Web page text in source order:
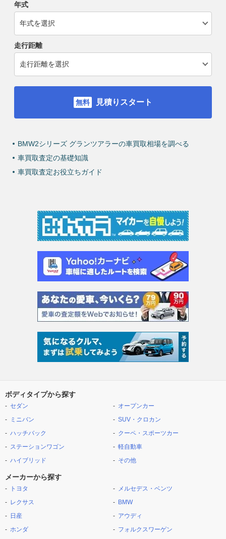
年式
走行距離
見積りスタート
BMW2シリーズ グランツアラーの車買取相場を調べる
車買取査定の基礎知識
車買取査定お役立ちガイド
ボディタイプから探す
セダン
ミニバン
ハッチバック
ステーションワゴン
ハイブリッド
オープンカー
SUV・クロカン
クーペ・スポーツカー
軽自動車
その他
メーカーから探す
トヨタ
レクサス
日産
ホンダ
メルセデス・ベンツ
BMW
アウディ
フォルクスワーゲン